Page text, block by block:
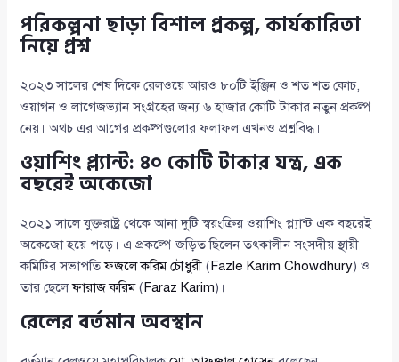
পরিকল্পনা ছাড়া বিশাল প্রকল্প, কার্যকারিতা
নিয়ে প্রশ্ন
২০২৩ সালের শেষ দিকে রেলওয়ে আরও ৮০টি ইঞ্জিন ও শত শত কোচ,
ওয়াগন ও লাগেজভ্যান সংগ্রহের জন্য ৬ হাজার কোটি টাকার নতুন প্রকল্প
নেয়। অথচ এর আগের প্রকল্পগুলোর ফলাফল এখনও প্রশ্নবিদ্ধ।
ওয়াশিং প্ল্যান্ট: ৪০ কোটি টাকার যন্ত্র, এক
বছরেই অকেজো
২০২১ সালে যুক্তরাষ্ট্র থেকে আনা দুটি স্বয়ংক্রিয় ওয়াশিং প্ল্যান্ট এক বছরেই
অকেজো হয়ে পড়ে। এ প্রকল্পে জড়িত ছিলেন তৎকালীন সংসদীয় স্থায়ী
কমিটির সভাপতিফজলে করিম চৌধুরী ( Fazle Karim Chowdhury) ও
তার ছেলেফারাজ করিম( Faraz Karim)।
রেলের বর্তমান অবস্থান